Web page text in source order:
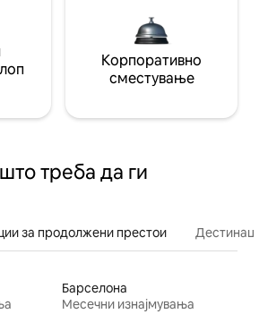
Корпоративно
сместување
треба да ги
за продолжени престои
Барселона
Месечни изнајмувања